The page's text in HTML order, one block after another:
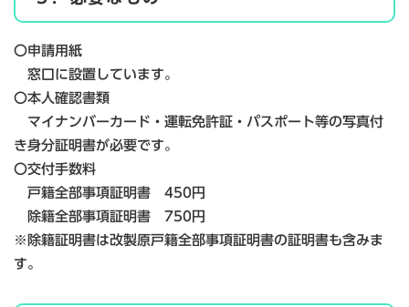
〇申請用紙
窓口に設置しています。
〇本人確認書類
マイナンバーカード・運転免許証・パスポート等の写真付
き身分証明書が必要です。
〇交付手数料
戸籍全部事項証明書 450円
除籍全部事項証明書 750円
※除籍証明書は改製原戸籍全部事項証明書の証明書も含みま
す。